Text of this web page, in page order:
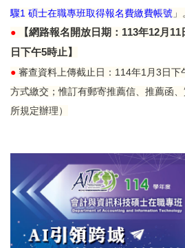
驟1 碩士在職專班取得報名費繳費帳號 」
●
【網路報名開放日期：113年12月
日下午5時止】
● 審查資料上傳截止日：114年1月3日下
方式繳交；惟訂有郵寄推薦信、推薦函
所規定辦理）